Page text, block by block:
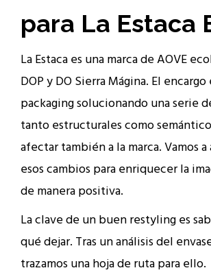
para La Estaca
La Estaca es una marca de AOVE
DOP y DO Sierra Mágina. El
packaging solucionando una serie
tanto estructurales como
afectar también a la marca. Vamos
esos cambios para enriquecer la
de manera positiva.
La clave de un buen restyling es
qué dejar. Tras un análisis del
trazamos una hoja de ruta para ello.